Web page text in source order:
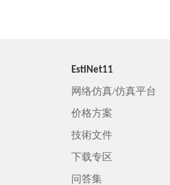
EstiNet11
网络仿真/仿真平台
价格方案
技術文件
下载专区
问答集